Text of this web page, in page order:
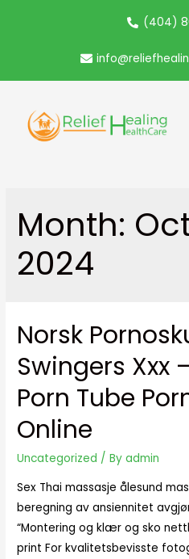
(404)
Month:
2024
Norsk
Swingers Xxx
Porn Tube
Online
Uncategorized / Byadmin
Sex Thai massasje ålesund
beregning av ansiennitet
“Montering og klær og sko
print For kvalitetsbevisste